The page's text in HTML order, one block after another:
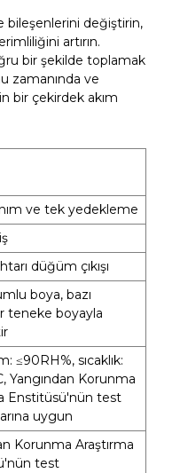
bileşenlerini değiştirin,
artırın.
bir şekilde toplamak
zamanında ve
bir çekirdek akım
ve tek yedekleme
düğüm çıkışı
boya, bazı
teneke boyayla
≤90RH%, sıcaklık:
Yangından Korunma
Enstitüsü'nün test
uygun
Korunma Araştırma
test